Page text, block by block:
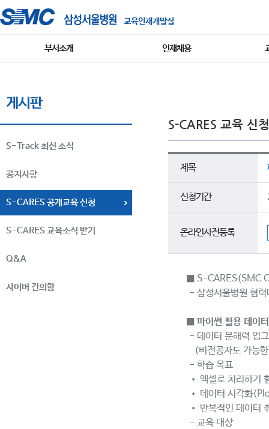
교육인재개발실
부서소개 인재채용
게시판
S-Track 최신 소식
공지사항
S-CARES 공개교육 신청
S-CARES 교육소식 받기
Q&A
사이버 건의함
S-CARES 교육 신
제목
신청기간
온라인사전등록
■ S-CARES(SMC
- 삼성서울병원 협력
■ 파이썬 활용 데이
- 데이터 문해력 업
(비전공자도 가능
- 학습 목표
• 엑셀로 처리하기
• 데이터 시각화
• 반복적인 데이터
- 교육 대상